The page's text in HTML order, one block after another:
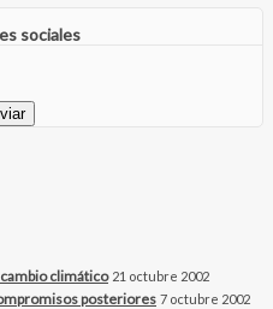
sociales
climático 21 octubre 2002
posteriores 7 octubre 2002